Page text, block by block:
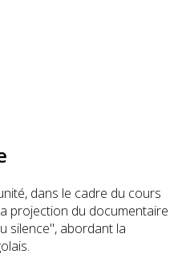
dans le cadre du cours
projection du documentaire
silence", abordant la